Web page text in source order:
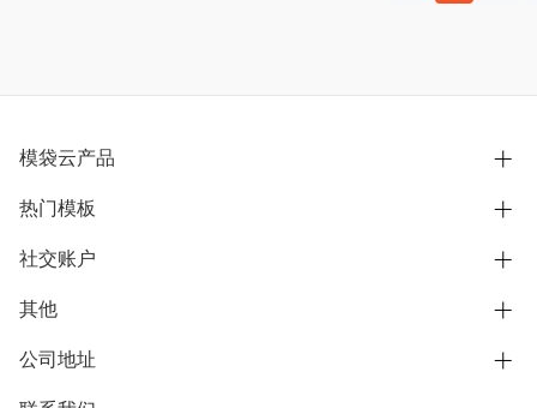
模袋云产品
别墅设计营销
模型协同展示分享
别墅社区
热门模板
欧式别墅
中式别墅
社交账户
B站
抖音
微信公众号
其他
用户服务协议
隐私政策
公司地址